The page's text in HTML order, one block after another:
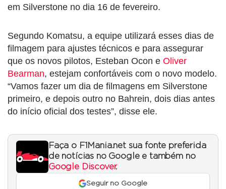
em Silverstone no dia 16 de fevereiro.
Segundo Komatsu, a equipe utilizará esses dias de
filmagem para ajustes técnicos e para assegurar
que os novos pilotos, Esteban Ocon e Oliver
Bearman, estejam confortáveis com o novo modelo.
“Vamos fazer um dia de filmagens em Silverstone
primeiro, e depois outro no Bahrein, dois dias antes
do início oficial dos testes”, disse ele.
Faça o F1Mania.net sua fonte preferida
de notícias no Google e também no
Google Discover.
Seguir no Google